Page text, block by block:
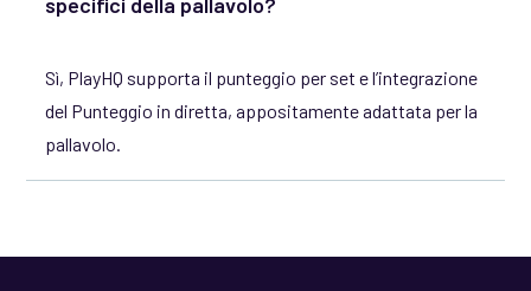
Sì, PlayHQ supporta il punteggio per set e l’integrazione
del Punteggio in diretta, appositamente adattata per la
pallavolo.